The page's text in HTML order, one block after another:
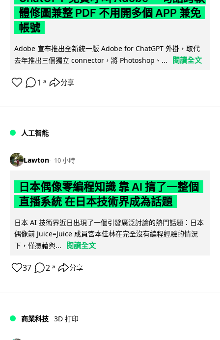
體修圖兼整 PDF 不用開多個 APP 兼免
帳號
Adobe 宣布推出全新統一版 Adobe for ChatGPT 外掛，取代
去年推出三個獨立 connector，將 Photoshop、...
閱讀全文
1 ↗ 分享
人工智能
Lawton 10 小時
日本偶像零編程知識 靠 AI 搞了一整個
直播系統 在日本技術界成為話題
日本 AI 技術界近日出現了一個引發廣泛討論的熱門話題：日本
偶像前 Juice=Juice 成員宮本佳林在完全沒有編程經驗的情況
下，僅憑藉與...
閱讀全文
37 2 ↗ 分享
商業科技 3D 打印